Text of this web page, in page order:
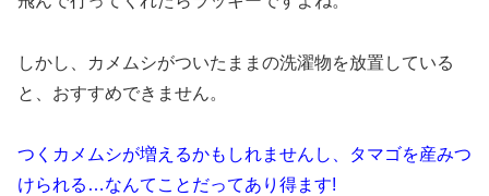
しかし、カメムシがついたままの洗濯物を放置している
と、おすすめできません。
つくカメムシが増えるかもしれませんし、タマゴを産みつ
けられる…なんてことだってあり得ます!